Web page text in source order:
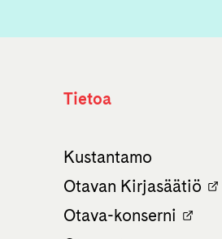
Tietoa
Kustantamo
Otavan Kirjasäätiö
Otava-konserni